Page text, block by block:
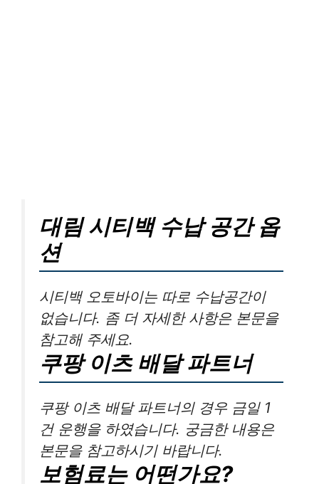
대림 시티백 수납 공간 옵
션
시티백 오토바이는 따로 수납공간이
없습니다. 좀 더 자세한 사항은 본문을
참고해 주세요.
쿠팡 이츠 배달 파트너
쿠팡 이츠 배달 파트너의 경우 금일 1
건 운행을 하였습니다. 궁금한 내용은
본문을 참고하시기 바랍니다.
보험료는 어떤가요?